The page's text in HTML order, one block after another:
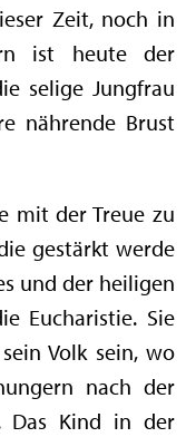
Zeit, noch in
ist heute der
selige Jungfrau
nährende Brust
mit der Treue zu
gestärkt werde
und der heiligen
Eucharistie. Sie
Volk sein, wo
nach der
Das Kind in der